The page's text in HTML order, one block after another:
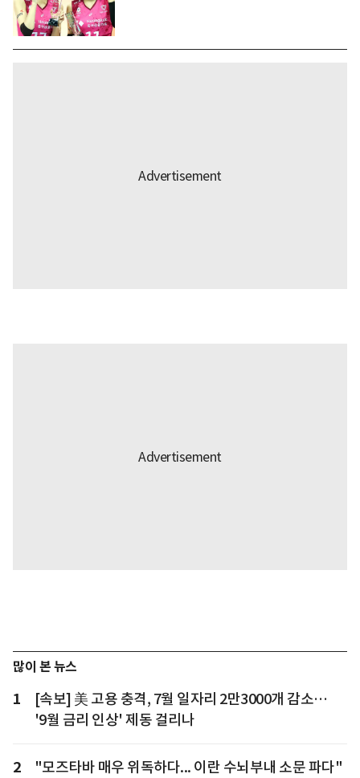
많이 본 뉴스
1
[속보] 美 고용 충격, 7월 일자리 2만3000개 감소…
'9월 금리 인상' 제동 걸리나
2 "모즈타바 매우 위독하다... 이란 수뇌부내 소문 파다"